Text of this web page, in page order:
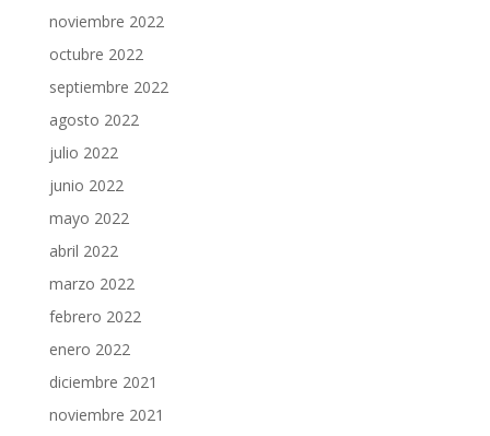
noviembre 2022
octubre 2022
septiembre 2022
agosto 2022
julio 2022
junio 2022
mayo 2022
abril 2022
marzo 2022
febrero 2022
enero 2022
diciembre 2021
noviembre 2021